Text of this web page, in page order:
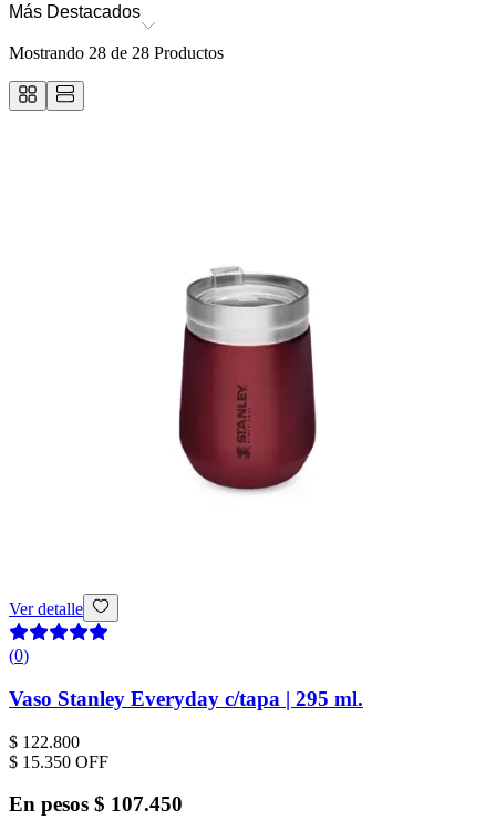
Más Destacados
Mostrando 28 de 28 Productos
Ver detalle
(0)
Vaso Stanley Everyday c/tapa | 295 ml.
$ 122.800
$ 15.350 OFF
En pesos $ 107.450